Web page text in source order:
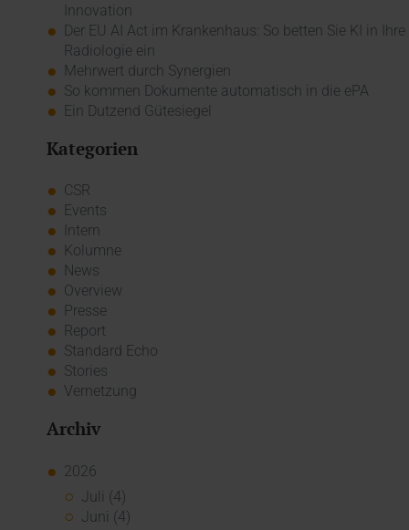
Innovation
Der EU AI Act im Krankenhaus: So betten Sie KI in Ihre
Radiologie ein
Mehrwert durch Synergien
So kommen Dokumente automatisch in die ePA
Ein Dutzend Gütesiegel
Kategorien
CSR
Events
Intern
Kolumne
News
Overview
Presse
Report
Standard Echo
Stories
Vernetzung
Archiv
2026
Juli (4)
Juni (4)